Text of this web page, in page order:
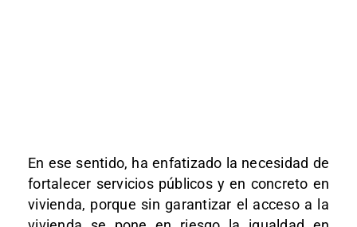
En ese sentido, ha enfatizado la necesidad de
fortalecer servicios públicos y en concreto en
vivienda, porque sin garantizar el acceso a la